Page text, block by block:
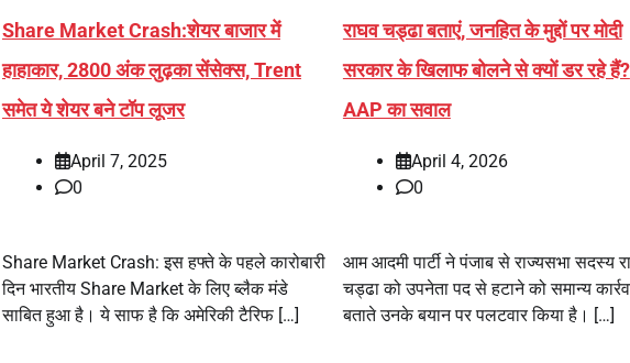
Share Market Crash:शेयर बाजार में
हाहाकार, 2800 अंक लुढ़का सेंसेक्स, Trent
समेत ये शेयर बने टॉप लूजर
April 7, 2025
0
Share Market Crash: इस हफ्ते के पहले कारोबारी
दिन भारतीय Share Market के लिए ब्लैक मंडे
साबित हुआ है। ये साफ है कि अमेरिकी टैरिफ […]
राघव चड्ढा बताएं, जनहित के मुद्दों पर मोदी
सरकार के खिलाफ बोलने से क्यों डर रहे हैं?
AAP का सवाल
April 4, 2026
0
आम आदमी पार्टी ने पंजाब से राज्यसभा सदस्य
चड्ढा को उपनेता पद से हटाने को समान्य
बताते उनके बयान पर पलटवार किया है। […]